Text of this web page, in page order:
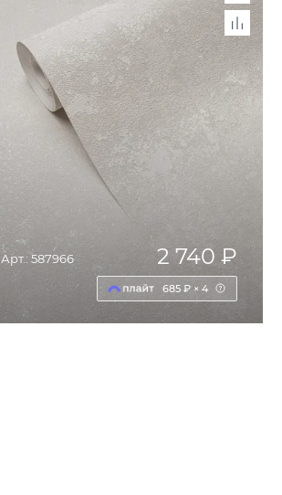
Арт.: 587966 2 740 ₽
685 ₽ × 4